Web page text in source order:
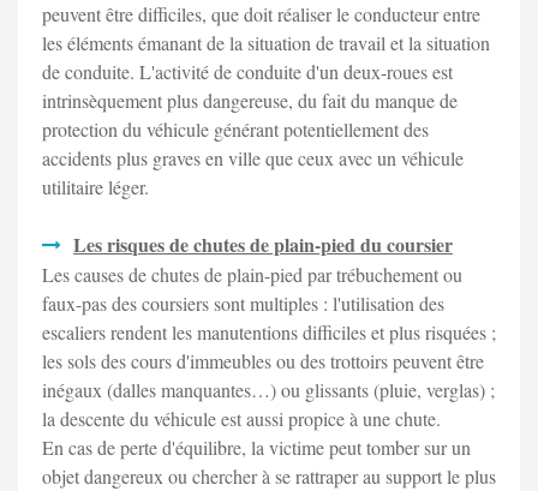
peuvent être difficiles, que doit réaliser le conducteur entre
les éléments émanant de la situation de travail et la situation
de conduite. L'activité de conduite d'un deux-roues est
intrinsèquement plus dangereuse, du fait du manque de
protection du véhicule générant potentiellement des
accidents plus graves en ville que ceux avec un véhicule
utilitaire léger.
Les risques de chutes de plain-pied du coursier
Les causes de chutes de plain-pied par trébuchement ou
faux-pas des coursiers sont multiples : l'utilisation des
escaliers rendent les manutentions difficiles et plus risquées ;
les sols des cours d'immeubles ou des trottoirs peuvent être
inégaux (dalles manquantes…) ou glissants (pluie, verglas) ;
la descente du véhicule est aussi propice à une chute.
En cas de perte d'équilibre, la victime peut tomber sur un
objet dangereux ou chercher à se rattraper au support le plus